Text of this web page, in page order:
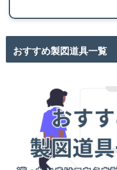
おすすめ製図道具一覧